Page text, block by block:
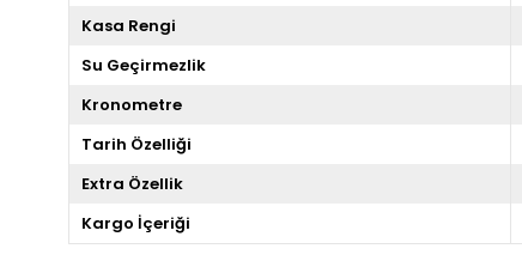
Kasa Rengi
Su Geçirmezlik
Kronometre
Tarih Özelliği
Extra Özellik
Kargo İçeriği